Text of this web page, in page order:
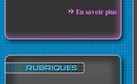
En savoir plus